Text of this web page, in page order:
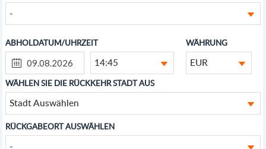
-
ABHOLDATUM/UHRZEIT
14:45
WÄHRUNG
EUR
WÄHLEN SIE DIE RÜCKKEHR STADT AUS
Stadt Auswählen
RÜCKGABEORT AUSWÄHLEN
-